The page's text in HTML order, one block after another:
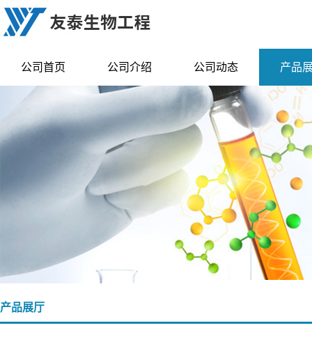
公司首页 公司介绍 公司动态 产品
产品展厅